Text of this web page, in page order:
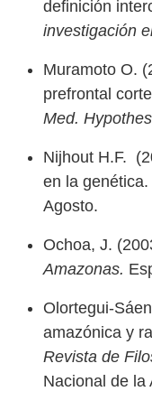
definición
investigación
Muramoto O.
prefrontal
Med.
Nijhout H.F.
en la genética.
Agosto.
Ochoa, J.
Amazonas.
Olortegui-
amazónica y
Revista de
Nacional de la